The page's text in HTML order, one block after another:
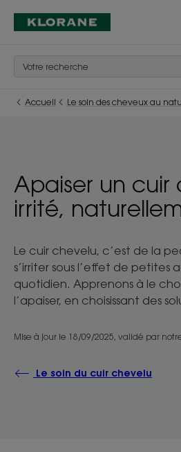
Accueil Le soin des cheveux au
Apaiser un cuir
irrité,
Le cuir chevelu, c’est de la
s’irriter sous l’effet de petites
quotidien. Apprenons à le
l’apaiser, en choisissant des
Mise à jour le 18/09/2025, validé par
Le soin du cuir chevelu